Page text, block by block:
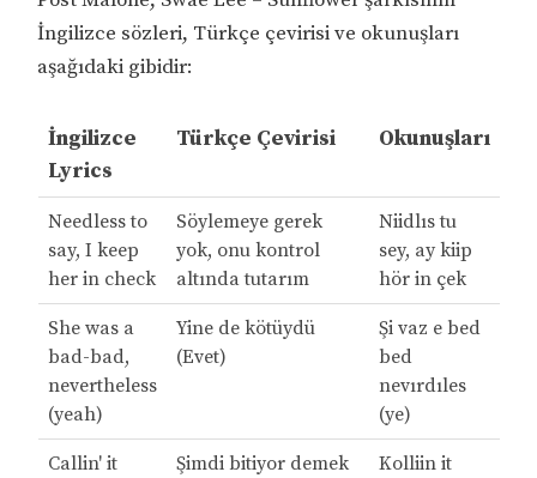
İngilizce sözleri, Türkçe çevirisi ve okunuşları
aşağıdaki gibidir:
İngilizce
Lyrics
Türkçe Çevirisi Okunuşları
Needless to
say, I keep
her in check
Söylemeye gerek
yok, onu kontrol
altında tutarım
Niidlıs tu
sey, ay kiip
hör in çek
She was a
bad-bad,
nevertheless
(yeah)
Yine de kötüydü
(Evet)
Şi vaz e bed
bed
nevırdıles
(ye)
Callin' it
Şimdi bitiyor demek
Kolliin it